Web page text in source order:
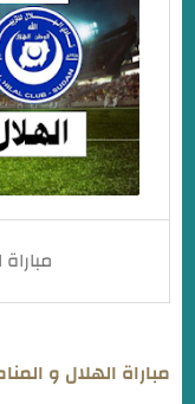
العرب للأندية
القناة الناقلة
العرب للأندية
مباراة الهلال و